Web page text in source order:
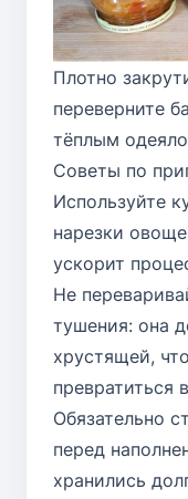
Плотно
переверните
тёплым
Советы по
Используйте
нарезки
ускорит
Не
тушения: она
хрустящей,
превратиться
Обязательно
перед
хранились